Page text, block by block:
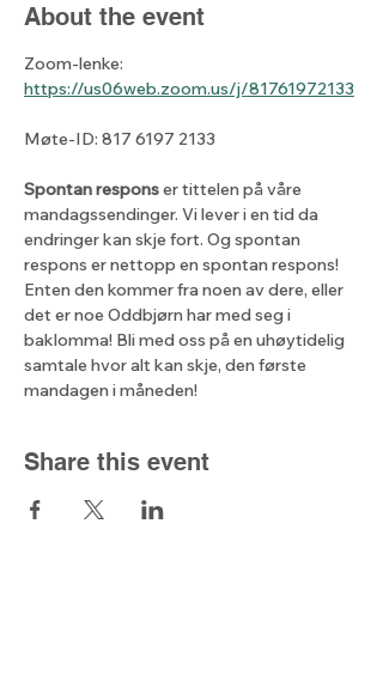
About the event
Zoom-lenke:
https://us06web.zoom.us/j/81761972133
Møte-ID: 817 6197 2133
Spontan respons er tittelen på våre
mandagssendinger. Vi lever i en tid da
endringer kan skje fort. Og spontan
respons er nettopp en spontan respons!
Enten den kommer fra noen av dere, eller
det er noe Oddbjørn har med seg i
baklomma! Bli med oss på en uhøytidelig
samtale hvor alt kan skje, den første
mandagen i måneden!
Share this event